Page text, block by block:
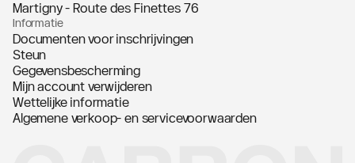
Martigny - Route des Finettes 76
Informatie
Documenten voor inschrijvingen
Steun
Gegevensbescherming
Mijn account verwijderen
Wettelijke informatie
Algemene verkoop- en servicevoorwaarden